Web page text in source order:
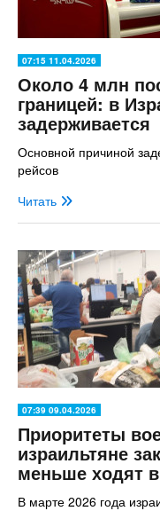
07:15 11.04.2026
Около 4 млн
границей: в
задерживается
Основной причиной
рейсов
Читать
07:39 09.04.2026
Приоритеты
израильтяне
меньше ходят
В марте 2026 года